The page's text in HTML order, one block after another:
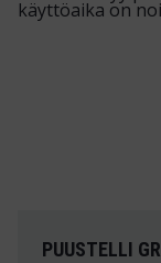
PUUSTELLI